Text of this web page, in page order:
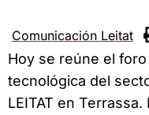
Comunicación Leitat
Hoy se reúne el
tecnológica del
LEITAT en